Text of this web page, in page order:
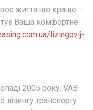
життя ще краще –
Ваша комфортне
lizingovij-
2005 року. VAB
лізингу транспорту